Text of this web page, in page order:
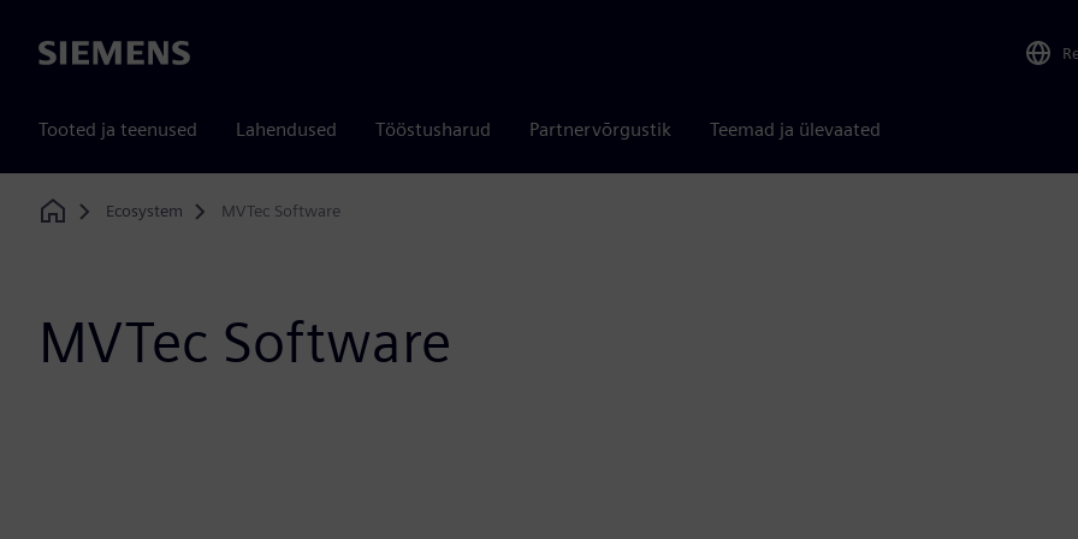
Siemens
Tooted ja teenused Lahendused Tööstusharud Partnervõrgustik Teemad ja ülevaated
Home
Ecosystem MVTec Software
MVTec Software